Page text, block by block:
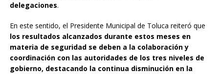
delegaciones.
En este sentido, el Presidente Municipal de Toluca reiteró que
los resultados alcanzados durante estos meses en
materia de seguridad se deben a la colaboración y
coordinación con las autoridades de los tres niveles de
gobierno, destacando la continua disminución en la